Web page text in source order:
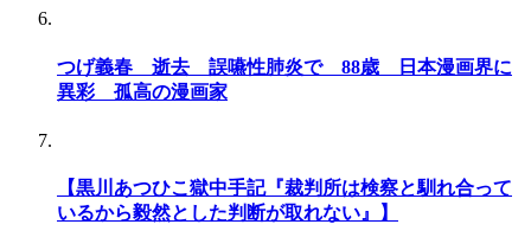
つげ義春 逝去 誤嚥性肺炎で 88歳 日本漫画界に
異彩 孤高の漫画家
【黒川あつひこ獄中手記『裁判所は検察と馴れ合って
いるから毅然とした判断が取れない』】